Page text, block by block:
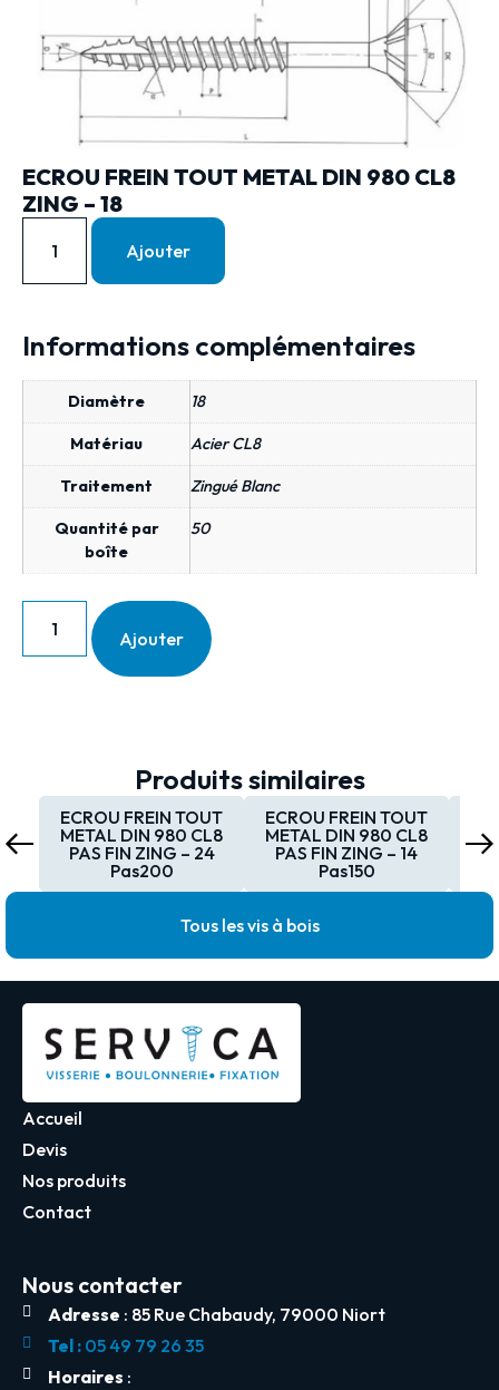
ECROU FREIN TOUT METAL DIN 980 CL8
ZING – 18
Ajouter
Informations complémentaires
Diamètre 18
Matériau Acier CL8
Traitement Zingué Blanc
Quantité par
boîte
50
Ajouter
Produits similaires
ECROU FREIN TOUT
METAL DIN 980 CL8
PAS FIN ZING – 24
Pas200
ECROU FREIN TOUT
METAL DIN 980 CL8
PAS FIN ZING – 14
Pas150
Tous les vis à bois
Accueil
Devis
Nos produits
Contact
Nous contacter
Adresse : 85 Rue Chabaudy, 79000 Niort
Tel :05 49 79 26 35
Horaires :